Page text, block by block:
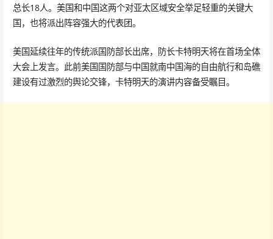
总长18人。美国和中国这两个对亚太区域安全举足轻重的关键大
国，也将派出阵容强大的代表团。
美国延续往年的传统派国防部长出席，防长卡特明天将在首场全体
大会上发言。此前美国国防部与中国就南中国海的自由航行和岛礁
建设有过激烈的舆论交锋，卡特明天的演讲内容备受瞩目。